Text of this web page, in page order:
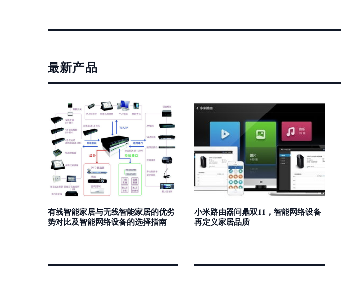
最新产品
有线智能家居与无线智能家居的优劣
势对比及智能网络设备的选择指南
小米路由器问鼎双11，智能网络设备
再定义家居品质